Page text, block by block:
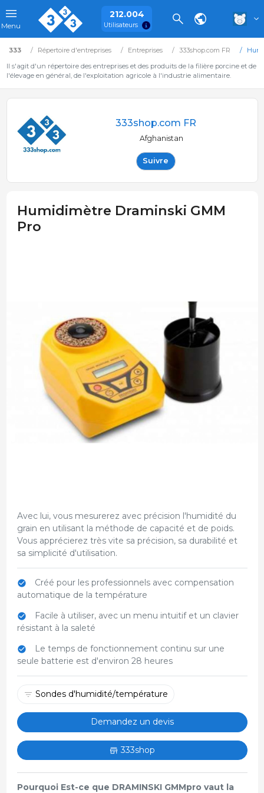
Menu
212.004
Utilisateurs
333 Répertoire d'entreprises Entreprises 333shop.com FR
Il s'agit d'un répertoire des entreprises et des produits de la filière porcine et de
l'élevage en général, de l'exploitation agricole à l'industrie alimentaire.
333shop.com FR
Afghanistan
Suivre
Humidimètre Draminski GMM
Pro
Avec lui, vous mesurerez avec précision l'humidité du
grain en utilisant la méthode de capacité et de poids.
Vous apprécierez très vite sa précision, sa durabilité et
sa simplicité d'utilisation.
Créé pour les professionnels avec compensation
automatique de la température
Facile à utiliser, avec un menu intuitif et un clavier
résistant à la saleté
Le temps de fonctionnement continu sur une
seule batterie est d'environ 28 heures
Sondes d'humidité/température
Demandez un devis
333shop
Pourquoi Est-ce que DRAMINSKI GMMpro vaut la